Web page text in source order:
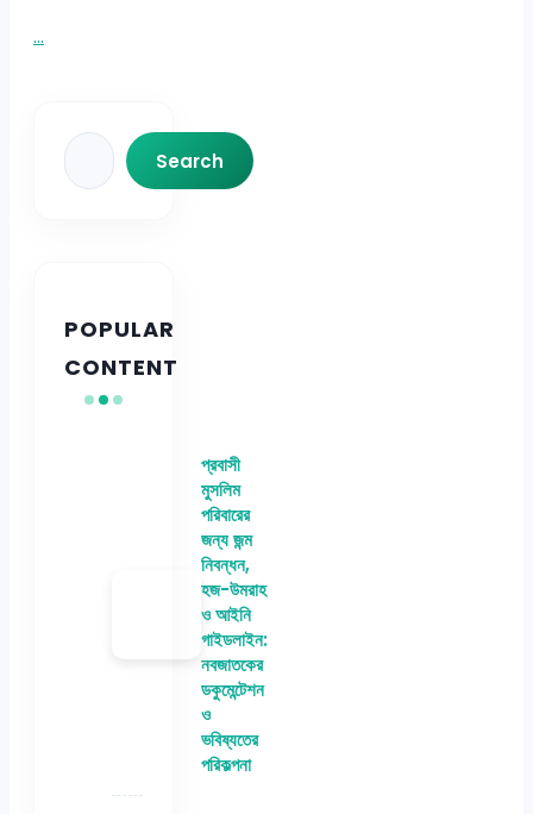
...
Search
Search
POPULAR
CONTENT
প্রবাসী
মুসলিম
পরিবারের
জন্য জন্ম
নিবন্ধন,
হজ-উমরাহ
ও আইনি
গাইডলাইন:
নবজাতকের
ডকুমেন্টেশন
ও
ভবিষ্যতের
পরিকল্পনা